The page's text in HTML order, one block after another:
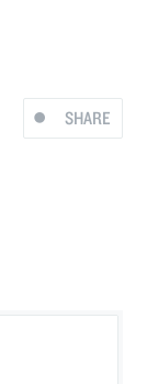
SHARE